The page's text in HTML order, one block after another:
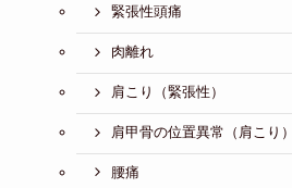
緊張性頭痛
肉離れ
肩こり（緊張性）
肩甲骨の位置異常（肩こり）
腰痛